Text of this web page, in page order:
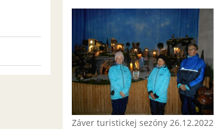
Záver turistickej sezóny 26.12.2022